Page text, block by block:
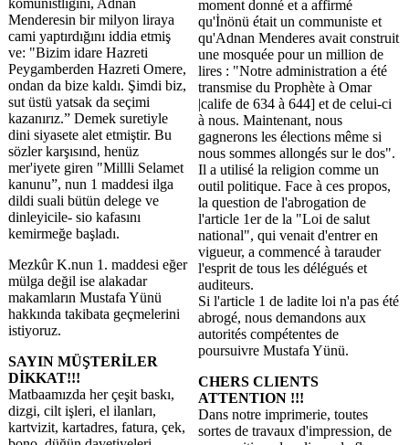
Menderesin bir milyon liraya
cami yaptırdığını iddia etmiş
ve: "Bizim idare Hazreti
Peygamberden Hazreti Omere,
ondan da bize kaldı. Şimdi biz,
sut üstü yatsak da seçimi
kazanırız.” Demek suretiyle
dini siyasete alet etmiştir. Bu
sözler karşısınd, henüz
mer'iyete giren "Millli Selamet
kanunu”, nun 1 maddesi ilga
dildi suali bütün delege ve
dinleyicile- sio kafasını
kemirmeğe başladı.
Mezkûr K.nun 1. maddesi eğer
mülga değil ise alakadar
makamların Mustafa Yünü
hakkında takibata geçmelerini
istiyoruz.
SAYIN MÜŞTERİLER
DİKKAT!!!
Matbaamızda her çeşit baskı,
dizgi, cilt işleri, el ilanları,
kartvizit, kartadres, fatura, çek,
moment donné et a affirmé
qu'İnönü était un communiste et
qu'Adnan Menderes avait construit
une mosquée pour un million de
lires : "Notre administration a été
transmise du Prophète à Omar
|calife de 634 à 644] et de celui-ci
à nous. Maintenant, nous
gagnerons les élections même si
nous sommes allongés sur le dos".
Il a utilisé la religion comme un
outil politique. Face à ces propos,
la question de l'abrogation de
l'article 1er de la "Loi de salut
national", qui venait d'entrer en
vigueur, a commencé à tarauder
l'esprit de tous les délégués et
auditeurs.
Si l'article 1 de ladite loi n'a pas été
abrogé, nous demandons aux
autorités compétentes de
poursuivre Mustafa Yünü.
CHERS CLIENTS
ATTENTION !!!
Dans notre imprimerie, toutes
sortes de travaux d'impression, de